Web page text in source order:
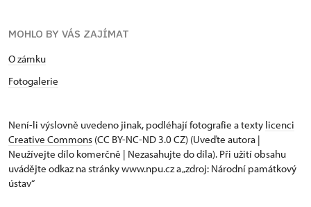
MOHLO BY VÁS ZAJÍMAT
O zámku
Fotogalerie
Není-li výslovně uvedeno jinak, podléhají fotografie a texty licenci
Creative Commons (CC BY-NC-ND 3.0 CZ) (Uveďte autora |
Neužívejte dílo komerčně | Nezasahujte do díla). Při užití obsahu
uvádějte odkaz na stránky www.npu.cz a „zdroj: Národní památkový
ústav“